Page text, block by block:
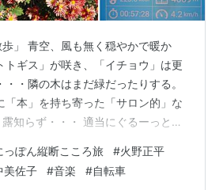
」 青空、風も無く穏やかで暖か
トギス」が咲き、「イチョウ」は更
・隣の木はまだ緑だったりする。
「本」を持ち寄った「サロン的」な
知らず・・・ 適当にぐるーっと回
旅」も順調に進んでいます。 BSP
～ １２月１９日（金）BS １０月
っぽん縦断こころ旅 #火野正平
美佐子 #音楽 #自転車